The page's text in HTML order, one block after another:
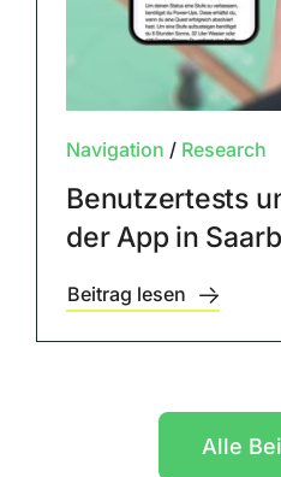
Navigation / Research
Benutzertests
der App in
Beitrag lesen
Alle